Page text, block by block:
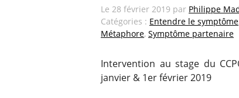
Le 28 février 2019 par Philippe
Catégories : Entendre le symptôme
Métaphore, Symptôme partenaire
Intervention au stage du
janvier & 1er février 2019